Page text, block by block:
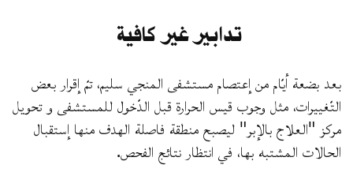
تدابير غير كافية
بعد بضعة أيّام من إعتصام مستشفى المنجي سليم، تمّ إقرار بعض
التّغييرات، مثل وجوب قيس الحرارة قبل الدّخول للمستشفى و تحويل
مركز "العلاج بالإبر" ليصبح منطقة فاصلة الهدف منها إستقبال
الحالات المشتبه بها، في انتظار نتائج الفحص.